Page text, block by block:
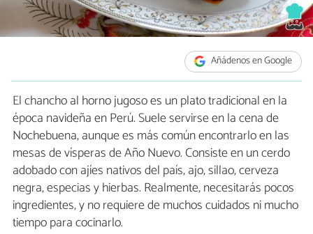
Añádenos en Google
El chancho al horno jugoso es un plato tradicional en la
época navideña en Perú. Suele servirse en la cena de
Nochebuena, aunque es más común encontrarlo en las
mesas de vísperas de Año Nuevo. Consiste en un cerdo
adobado con ajíes nativos del país, ajo, sillao, cerveza
negra, especias y hierbas. Realmente, necesitarás pocos
ingredientes, y no requiere de muchos cuidados ni mucho
tiempo para cocinarlo.